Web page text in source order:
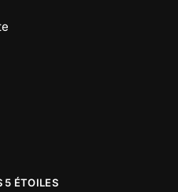
5 ÉTOILES